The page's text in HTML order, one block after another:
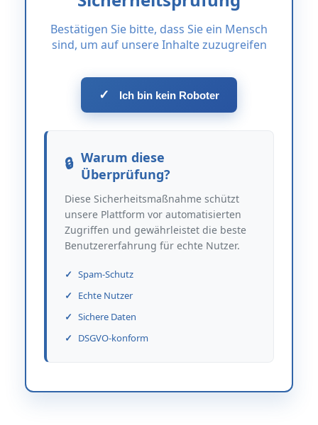
Bestätigen Sie bitte, dass Sie ein Mensch
sind, um auf unsere Inhalte zuzugreifen
✓ Ich bin kein Roboter
Warum diese
Überprüfung?
Diese Sicherheitsmaßnahme schützt
unsere Plattform vor automatisierten
Zugriffen und gewährleistet die beste
Benutzererfahrung für echte Nutzer.
Spam-Schutz
Echte Nutzer
Sichere Daten
DSGVO-konform